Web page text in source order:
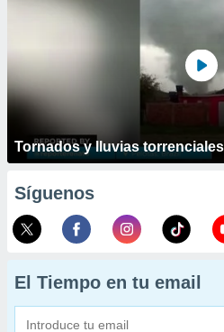
Tornados y lluvias
Síguenos
El Tiempo en tu email